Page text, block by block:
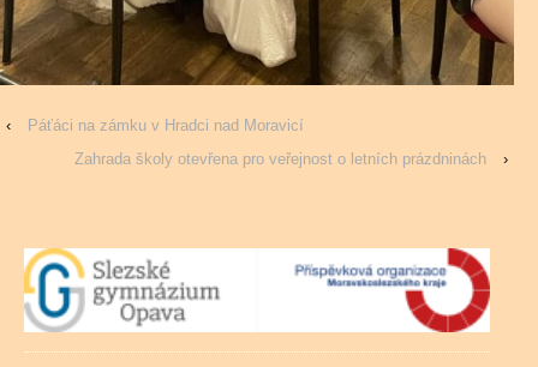
‹
Páťáci na zámku v Hradci nad Moravicí
Zahrada školy otevřena pro veřejnost o letních prázdninách
›